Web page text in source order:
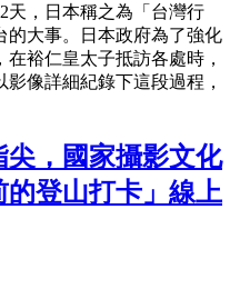
天，日本稱之為「台灣行
的大事。日本政府為了強化
裕仁皇太子抵訪各處時，
像詳細紀錄下這段過程，
，國家攝影文化
登山打卡」線上